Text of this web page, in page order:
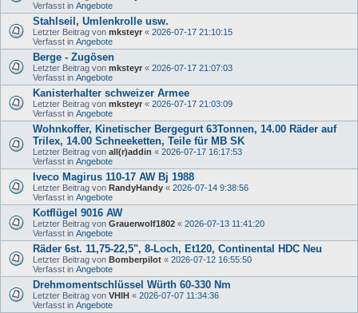
Verfasst in Angebote
Stahlseil, Umlenkrolle usw.
Letzter Beitrag von mksteyr « 2026-07-17 21:10:15
Verfasst in Angebote
Berge - Zugösen
Letzter Beitrag von mksteyr « 2026-07-17 21:07:03
Verfasst in Angebote
Kanisterhalter schweizer Armee
Letzter Beitrag von mksteyr « 2026-07-17 21:03:09
Verfasst in Angebote
Wohnkoffer, Kinetischer Bergegurt 63Tonnen, 14.00 Räder auf
Trilex, 14.00 Schneeketten, Teile für MB SK
Letzter Beitrag von all(r)addin « 2026-07-17 16:17:53
Verfasst in Angebote
Iveco Magirus 110-17 AW Bj 1988
Letzter Beitrag von RandyHandy « 2026-07-14 9:38:56
Verfasst in Angebote
Kotflügel 9016 AW
Letzter Beitrag von Grauerwolf1802 « 2026-07-13 11:41:20
Verfasst in Angebote
Räder 6st. 11,75-22,5", 8-Loch, Et120, Continental HDC Neu
Letzter Beitrag von Bomberpilot « 2026-07-12 16:55:50
Verfasst in Angebote
Drehmomentschlüssel Würth 60-330 Nm
Letzter Beitrag von VHIH « 2026-07-07 11:34:36
Verfasst in Angebote